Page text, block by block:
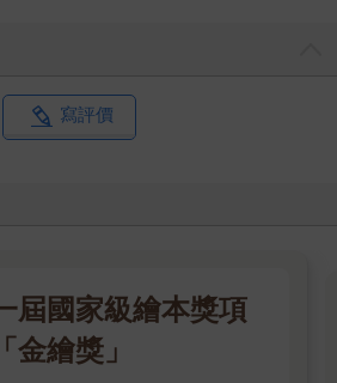
寫評價
屆國家級繪本獎項
「金繪獎」